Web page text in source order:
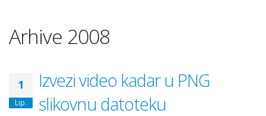
Arhive 2008
1
Lip.
Izvezi video kadar u PNG
slikovnu datoteku